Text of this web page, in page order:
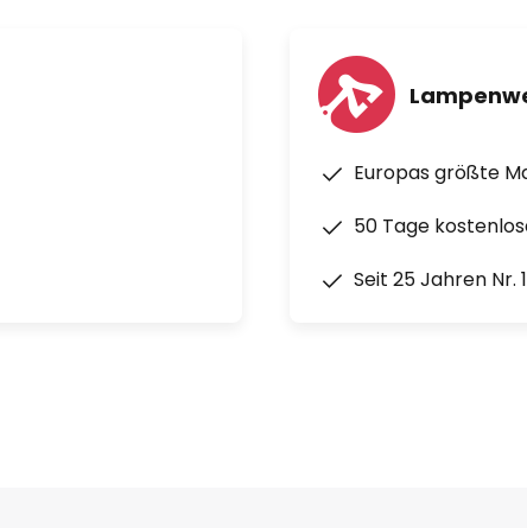
Europas größte
50 Tage
Seit 25 Jahren Nr.